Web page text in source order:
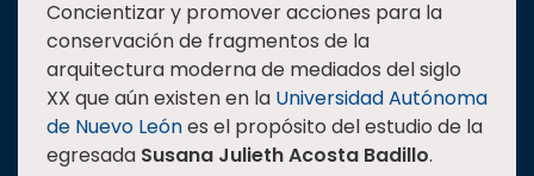
Estudiantes
Rectoría
Investigación
Concientizar y promover acciones para la
conservación de fragmentos de la
arquitectura moderna de mediados del siglo
XX que aún existen en la Universidad Autónoma
de Nuevo Leónes el propósito del estudio de la
egresada Susana Julieth Acosta Badillo.